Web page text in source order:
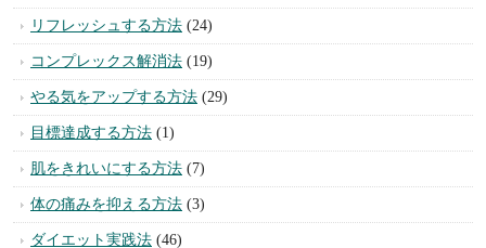
リフレッシュする方法 (24)
コンプレックス解消法 (19)
やる気をアップする方法 (29)
目標達成する方法 (1)
肌をきれいにする方法 (7)
体の痛みを抑える方法 (3)
ダイエット実践法 (46)